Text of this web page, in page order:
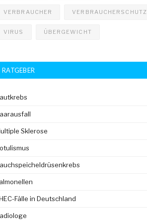
VERBRAUCHER VERBRAUCHERSCHUTZ
VIRUS ÜBERGEWICHT
RATGEBER
Sklerose
Fälle in Deutschland